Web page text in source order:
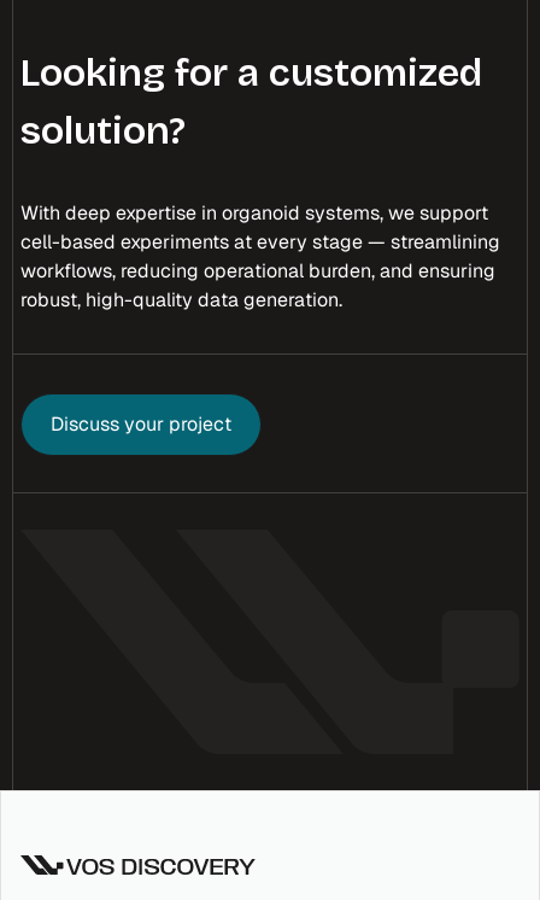
Looking for a customized
solution?
With deep expertise in organoid systems, we support
cell-based experiments at every stage — streamlining
workflows, reducing operational burden, and ensuring
robust, high-quality data generation.
Discuss your project